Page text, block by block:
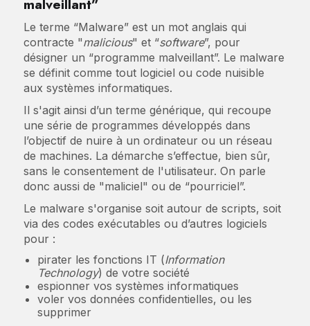
malveillant”
Le terme “Malware” est un mot anglais qui
contracte "malicious" et “software”, pour
désigner un “programme malveillant”. Le malware
se définit comme tout logiciel ou code nuisible
aux systèmes informatiques.
Il s'agit ainsi d’un terme générique, qui recoupe
une série de programmes développés dans
l’objectif de nuire à un ordinateur ou un réseau
de machines. La démarche s’effectue, bien sûr,
sans le consentement de l'utilisateur. On parle
donc aussi de "maliciel" ou de “pourriciel”.
Le malware s'organise soit autour de scripts, soit
via des codes exécutables ou d’autres logiciels
pour :
pirater les fonctions IT (Information
Technology) de votre société
espionner vos systèmes informatiques
voler vos données confidentielles, ou les
supprimer